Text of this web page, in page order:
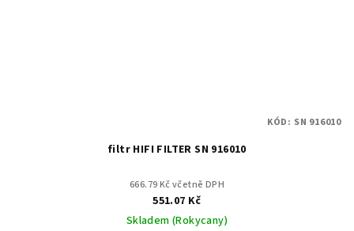
filtr HIFI FILTER SN 916010
666.79 Kč včetně DPH
551.07 Kč
Skladem (Rokycany)
KÓD: SN 916010